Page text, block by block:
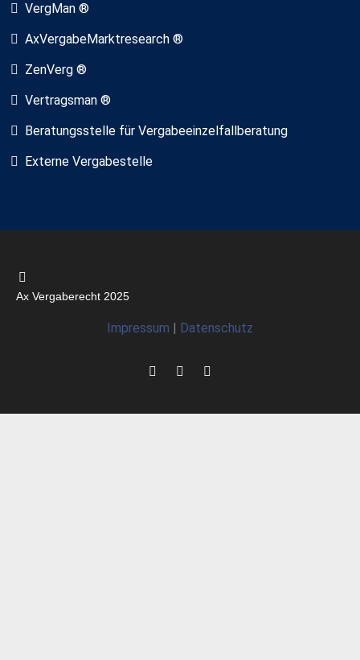
VergMan ®
AxVergabeMarktresearch ®
ZenVerg ®
Vertragsman ®
Beratungsstelle für Vergabeeinzelfallberatung
Externe Vergabestelle
Ax Vergaberecht 2025
Impressum Datenschutz